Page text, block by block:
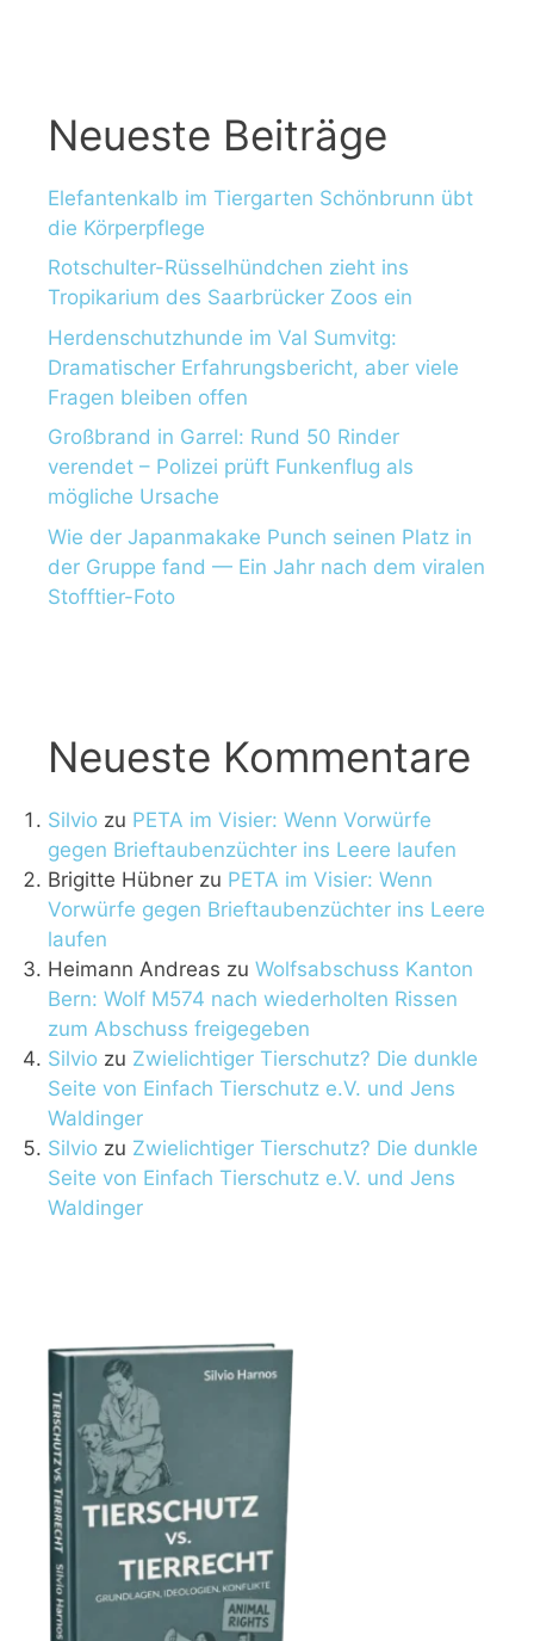
Neueste Beiträge
Elefantenkalb im Tiergarten Schönbrunn übt
die Körperpflege
Rotschulter-Rüsselhündchen zieht ins
Tropikarium des Saarbrücker Zoos ein
Herdenschutzhunde im Val Sumvitg:
Dramatischer Erfahrungsbericht, aber viele
Fragen bleiben offen
Großbrand in Garrel: Rund 50 Rinder
verendet – Polizei prüft Funkenflug als
mögliche Ursache
Wie der Japanmakake Punch seinen Platz in
der Gruppe fand — Ein Jahr nach dem viralen
Stofftier-Foto
Neueste Kommentare
Silvio zu PETA im Visier: Wenn Vorwürfe
gegen Brieftaubenzüchter ins Leere laufen
Brigitte Hübner zu PETA im Visier: Wenn
Vorwürfe gegen Brieftaubenzüchter ins Leere
laufen
Heimann Andreas zu Wolfsabschuss Kanton
Bern: Wolf M574 nach wiederholten Rissen
zum Abschuss freigegeben
Silvio zu Zwielichtiger Tierschutz? Die dunkle
Seite von Einfach Tierschutz e.V. und Jens
Waldinger
Silvio zu Zwielichtiger Tierschutz? Die dunkle
Seite von Einfach Tierschutz e.V. und Jens
Waldinger